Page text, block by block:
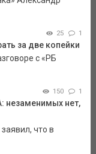
25 1
за две копейки
с «РБ
150 1
незаменимых нет,
что в